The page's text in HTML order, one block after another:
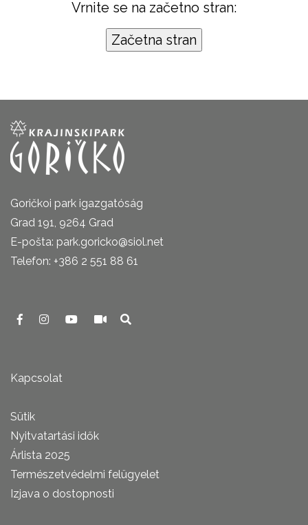
Vrnite se na začetno stran:
Goričkoi park igazgatóság
Grad 191, 9264 Grad
E-pošta: park.goricko@siol.net
Telefon: +386 2 551 88 61
Kapcsolat
Sütik
Nyitvatartási idők
Árlista 2025
Természetvédelmi felügyelet
Izjava o dostopnosti